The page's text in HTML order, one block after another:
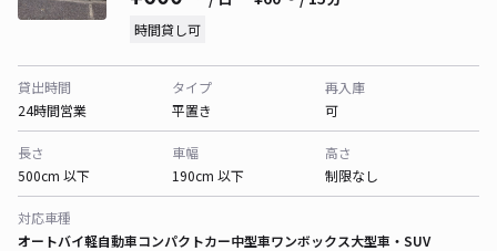
時間貸し可
貸出時間
24時間営業
タイプ
平置き
再入庫
可
長さ
500cm 以下
車幅
190cm 以下
高さ
制限なし
対応車種
オートバイ軽自動車コンパクトカー中型車ワンボックス大型車・SUV